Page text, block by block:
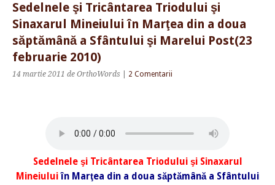
Sedelnele şi Tricântarea Triodului şi
Sinaxarul Mineiului în Marţea din a doua
săptămână a Sfântului şi Marelui Post(23
februarie 2010)
14 martie 2011 de OrthoWords 2 Comentarii
Sedelnele şi Tricântarea Triodului şi Sinaxarul
Mineiului în Marţea din a doua săptămână a Sfântului